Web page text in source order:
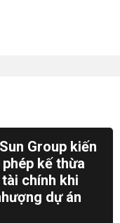
Group kiến
kế thừa
chính khi
dự án